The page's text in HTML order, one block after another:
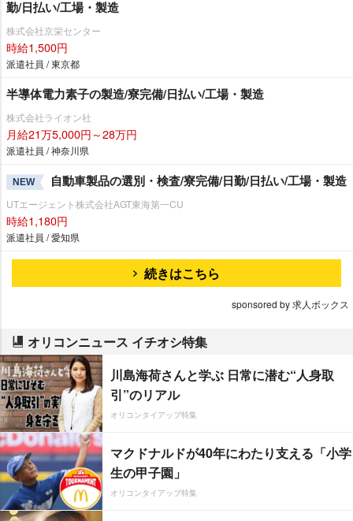
勤/日払い/工場・製造
株式会社京栄センター
時給1,500円
派遣社員 / 東京都
半導体電力素子の製造/寮完備/日払い/工場・製造
株式会社ライオン社
月給21万5,000円～28万円
派遣社員 / 神奈川県
NEW 自動車製品の選別・検査/寮完備/日勤/日払い/工場・製造
UTエージェント株式会社AGT東海第一CU
時給1,180円
派遣社員 / 愛知県
続きはこちら
sponsored by 求人ボックス
オリコンニュース イチオシ特集
川島海荷さんと学ぶ 日常に潜む“人身取
引”のリアル
オリコンタイアップ特集
マクドナルドが40年にわたり支える「小学
生の甲子園」
オリコンタイアップ特集